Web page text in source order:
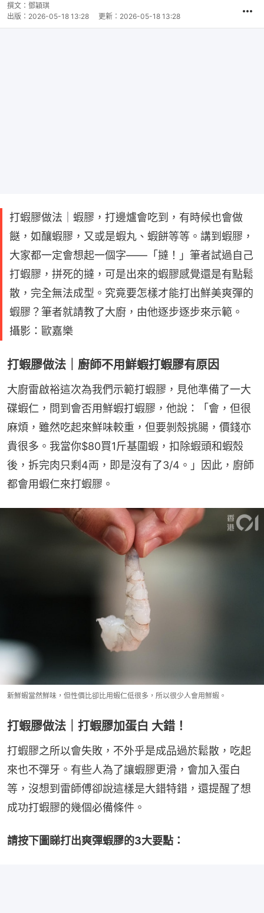
撰文： 鄧穎琪
出版： 2026-05-18 13:28 更新： 2026-05-18 13:28
打蝦膠做法｜蝦膠，打邊爐會吃到，有時候也會做
餸，如釀蝦膠，又或是蝦丸、蝦餅等等。講到蝦膠，
大家都一定會想起一個字——「撻！」筆者試過自己
打蝦膠，拼死的撻，可是出來的蝦膠感覺還是有點鬆
散，完全無法成型。究竟要怎樣才能打出鮮美爽彈的
蝦膠？筆者就請教了大廚，由他逐步逐步來示範。
攝影：歐嘉樂
打蝦膠做法｜廚師不用鮮蝦打蝦膠有原因
大廚雷啟裕這次為我們示範打蝦膠，見他準備了一大
碟蝦仁，問到會否用鮮蝦打蝦膠，他說：「會，但很
麻煩，雖然吃起來鮮味較重，但要剝殼挑腸，價錢亦
貴很多。我當你$80買1斤基圍蝦，扣除蝦頭和蝦殼
後，拆完肉只剩4両，即是沒有了3/4。」因此，廚師
都會用蝦仁來打蝦膠。
新鮮蝦當然鮮味，但性價比卻比用蝦仁低很多，所以很少人會用鮮蝦。
打蝦膠做法｜打蝦膠加蛋白 大錯！
打蝦膠之所以會失敗，不外乎是成品過於鬆散，吃起
來也不彈牙。有些人為了讓蝦膠更滑，會加入蛋白
等，沒想到雷師傅卻說這樣是大錯特錯，還提醒了想
成功打蝦膠的幾個必備條件。
請按下圖睇打出爽彈蝦膠的3大要點：